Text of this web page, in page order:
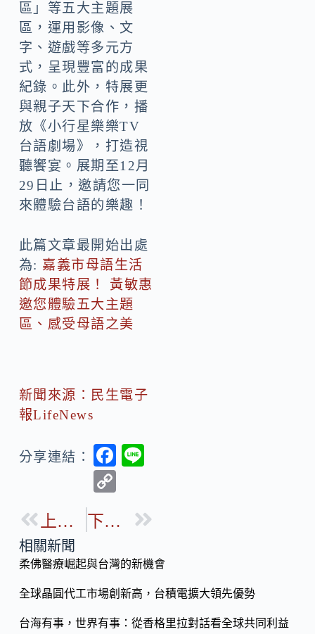
區」等五大主題展
區，運用影像、文
字、遊戲等多元方
式，呈現豐富的成果
紀錄。此外，特展更
與親子天下合作，播
放《小行星樂樂TV
台語劇場》，打造視
聽饗宴。展期至12月
29日止，邀請您一同
來體驗台語的樂趣！
此篇文章最開始出處
為: 嘉義市母語生活
節成果特展！ 黃敏惠
邀您體驗五大主題
區、感受母語之美
新聞來源：民生電子
報LifeNews
分享連結：
F
b
o
k
p
Li
n
k
上一篇 下一篇
相關新聞
柔佛醫療崛起與台灣的新機會
全球晶圓代工市場創新高，台積電擴大領先優勢
台海有事，世界有事：從香格里拉對話看全球共同利益